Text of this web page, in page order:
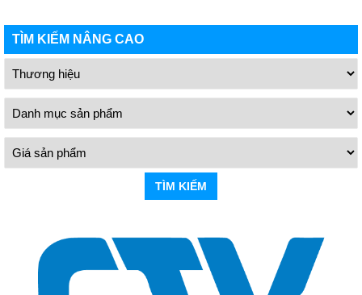
TÌM KIẾM NÂNG CAO
TÌM KIẾM